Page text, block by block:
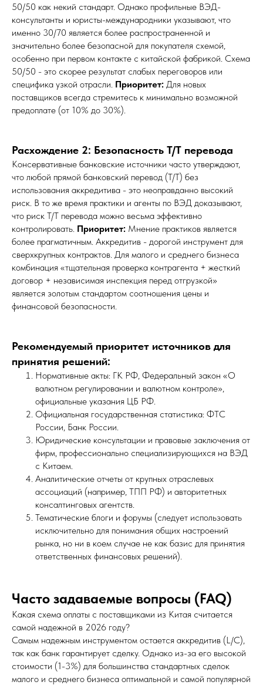
50/50 как некий стандарт. Однако профильные ВЭД-
консультанты и юристы-международники указывают, что
именно 30/70 является более распространенной и
значительно более безопасной для покупателя схемой,
особенно при первом контакте с китайской фабрикой. Схема
50/50 - это скорее результат слабых переговоров или
специфика узкой отрасли. Приоритет: Для новых
поставщиков всегда стремитесь к минимально возможной
предоплате (от 10% до 30%).
Расхождение 2: Безопасность T/T перевода
Консервативные банковские источники часто утверждают,
что любой прямой банковский перевод (T/T) без
использования аккредитива - это неоправданно высокий
риск. В то же время практики и агенты по ВЭД доказывают,
что риск T/T перевода можно весьма эффективно
контролировать. Приоритет: Мнение практиков является
более прагматичным. Аккредитив - дорогой инструмент для
сверхкрупных контрактов. Для малого и среднего бизнеса
комбинация «тщательная проверка контрагента + жесткий
договор + независимая инспекция перед отгрузкой»
является золотым стандартом соотношения цены и
финансовой безопасности.
Рекомендуемый приоритет источников для
принятия решений:
Нормативные акты: ГК РФ, Федеральный закон «О
валютном регулировании и валютном контроле»,
официальные указания ЦБ РФ.
Официальная государственная статистика: ФТС
России, Банк России.
Юридические консультации и правовые заключения от
фирм, профессионально специализирующихся на ВЭД
с Китаем.
Аналитические отчеты от крупных отраслевых
ассоциаций (например, ТПП РФ) и авторитетных
консалтинговых агентств.
Тематические блоги и форумы (следует использовать
исключительно для понимания общих настроений
рынка, но ни в коем случае не как базис для принятия
ответственных финансовых решений).
Часто задаваемые вопросы (FAQ)
Какая схема оплаты с поставщиками из Китая считается
самой надежной в 2026 году?
Самым надежным инструментом остается аккредитив (L/C),
так как банк гарантирует сделку. Однако из-за его высокой
стоимости (1-3%) для большинства стандартных сделок
малого и среднего бизнеса оптимальной и самой популярной